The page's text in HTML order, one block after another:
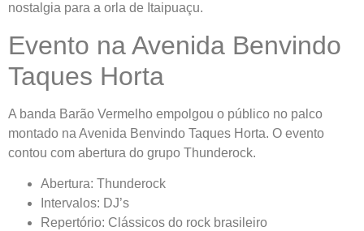
nostalgia para a orla de Itaipuaçu.
Evento na Avenida Benvindo
Taques Horta
A banda Barão Vermelho empolgou o público no palco
montado na Avenida Benvindo Taques Horta. O evento
contou com abertura do grupo Thunderock.
Abertura: Thunderock
Intervalos: DJ’s
Repertório: Clássicos do rock brasileiro